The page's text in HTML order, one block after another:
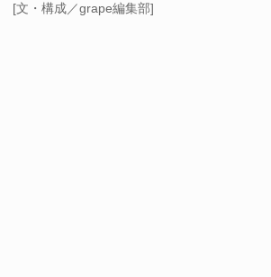
[文・構成／grape編集部]